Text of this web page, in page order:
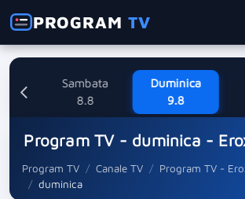
PROGRAMTV
Sambata
8.8
Duminica
9.8
Program TV - duminica -
Program TV Canale TV
Program TV -
duminica